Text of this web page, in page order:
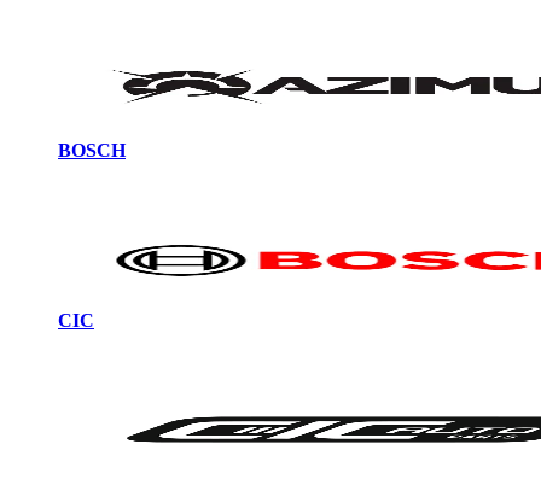
BOSCH
CIC